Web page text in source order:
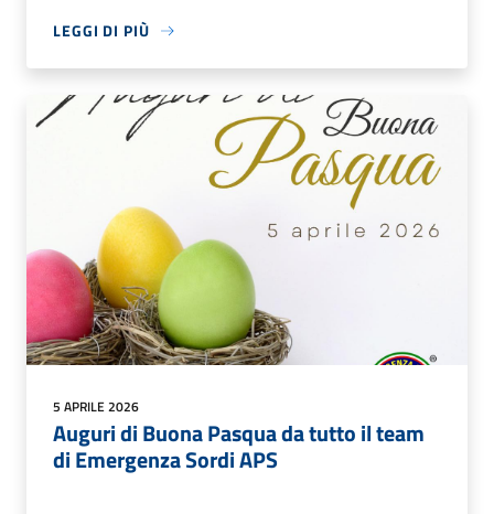
LEGGI DI PIÙ
5 APRILE 2026
Auguri di Buona Pasqua da tutto il team
di Emergenza Sordi APS